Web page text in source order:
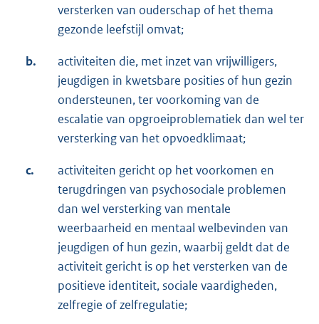
versterken van ouderschap of het thema
gezonde leefstijl omvat;
b.
activiteiten die, met inzet van vrijwilligers,
jeugdigen in kwetsbare posities of hun gezin
ondersteunen, ter voorkoming van de
escalatie van opgroeiproblematiek dan wel ter
versterking van het opvoedklimaat;
c.
activiteiten gericht op het voorkomen en
terugdringen van psychosociale problemen
dan wel versterking van mentale
weerbaarheid en mentaal welbevinden van
jeugdigen of hun gezin, waarbij geldt dat de
activiteit gericht is op het versterken van de
positieve identiteit, sociale vaardigheden,
zelfregie of zelfregulatie;